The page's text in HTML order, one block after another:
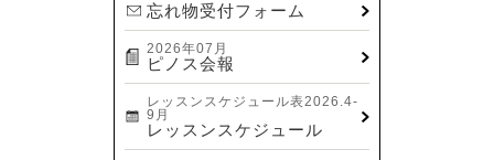
忘れ物受付フォーム
2026年07月
ピノス会報
レッスンスケジュール表2026.4-
9月
レッスンスケジュール